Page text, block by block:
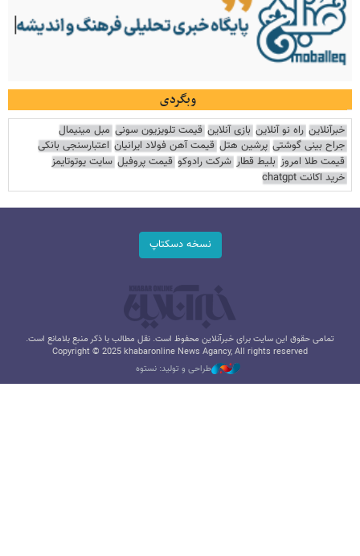
وبگردی
خبرآنلاین راه نو آنلاین بازی آنلاین قیمت تلویزیون سونی مبل مینیمال
جراح بینی گوشتی پرشین هتل قیمت آهن فولاد ایرانیان اعتبارسنجی بانکی
قیمت طلا امروز بلیط قطار شرکت رادوکو قیمت پروفیل سایت یوتوتایمز
خرید اکانت chatgpt
نسخه دسکتاپ
تمامی حقوق این سایت برای خبرآنلاین محفوظ است. نقل مطالب با ذکر منبع بلامانع است.
Copyright © 2025 khabaronline News Agancy, All rights reserved
طراحی و تولید: نستوه